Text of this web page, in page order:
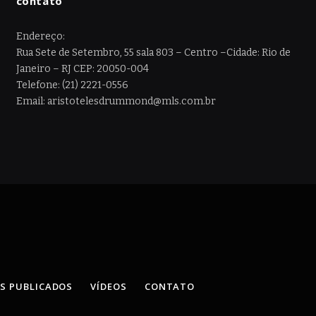
Endereço:
Rua Sete de Setembro, 55 sala 803 – Centro –Cidade: Rio de
Janeiro – RJ CEP: 20050-004
Telefone: (21) 2221-0556
Email: aristotelesdrummond@mls.com.br
PUBLICADOS VÍDEOS CONTATO